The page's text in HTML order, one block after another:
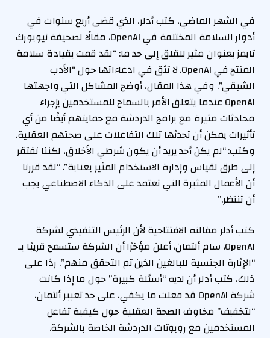
في الشهر الماضي، كتب أدلر، الذي قضى أربع سنوات في
أدوار السلامة المختلفة في OpenAI، مقالًا لصحيفة نيويورك
تايمز بعنوان مثير للقلق إلى حد ما: “لقد قمت بقيادة سلامة
المنتج في OpenAI. لا تثق في ادعاءاتها حول “الأدب
الشبقي”. وفي هذا المقال، أوضح المشاكل التي واجهتها
OpenAI عندما يتعلق الأمر بالسماح للمستخدمين بإجراء
محادثات مثيرة مع برامج الدردشة مع حمايتهم أيضًا من أي
تأثيرات يمكن أن تحدثها تلك التفاعلات على صحتهم العقلية.
وكتب: “لم يكن أحد يريد أن يكون شرطي الأخلاق، لكننا نفتقر
إلى طرق لقياس وإدارة الاستخدام المثير بعناية”. “لقد قررنا
أن الأعمال المثيرة التي تعتمد على الذكاء الاصطناعي يجب
أن تنتظر.”
كتب أدلر مقالته الافتتاحية لأن الرئيس التنفيذي لشركة
OpenAI، سام ألتمان، أعلن مؤخرًا أن الشركة ستسمح قريبًا بـ
“الإثارة الجنسية للبالغين الذين تم التحقق منهم”. ردًا على
ذلك، كتب أدلر أن لديه “أسئلة كبيرة” حول ما إذا كانت
شركة OpenAI قد فعلت ما يكفي، على حد تعبير ألتمان،
“لتخفيف” مخاوف الصحة العقلية حول كيفية تفاعل
المستخدمين مع روبوتات الدردشة الخاصة بالشركة.